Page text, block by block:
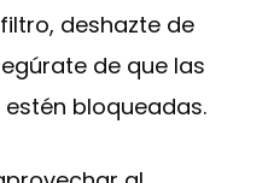
deshazte de
de que las
bloqueadas.